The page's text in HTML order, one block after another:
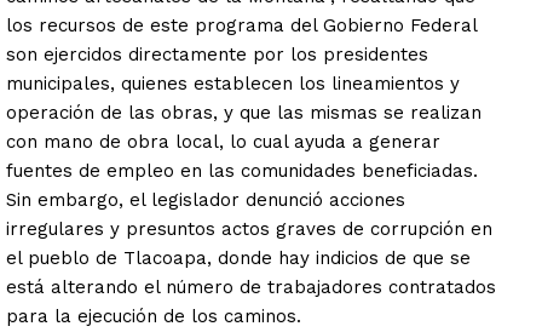
los recursos de este programa del Gobierno Federal
son ejercidos directamente por los presidentes
municipales, quienes establecen los lineamientos y
operación de las obras, y que las mismas se realizan
con mano de obra local, lo cual ayuda a generar
fuentes de empleo en las comunidades beneficiadas.
Sin embargo, el legislador denunció acciones
irregulares y presuntos actos graves de corrupción en
el pueblo de Tlacoapa, donde hay indicios de que se
está alterando el número de trabajadores contratados
para la ejecución de los caminos.